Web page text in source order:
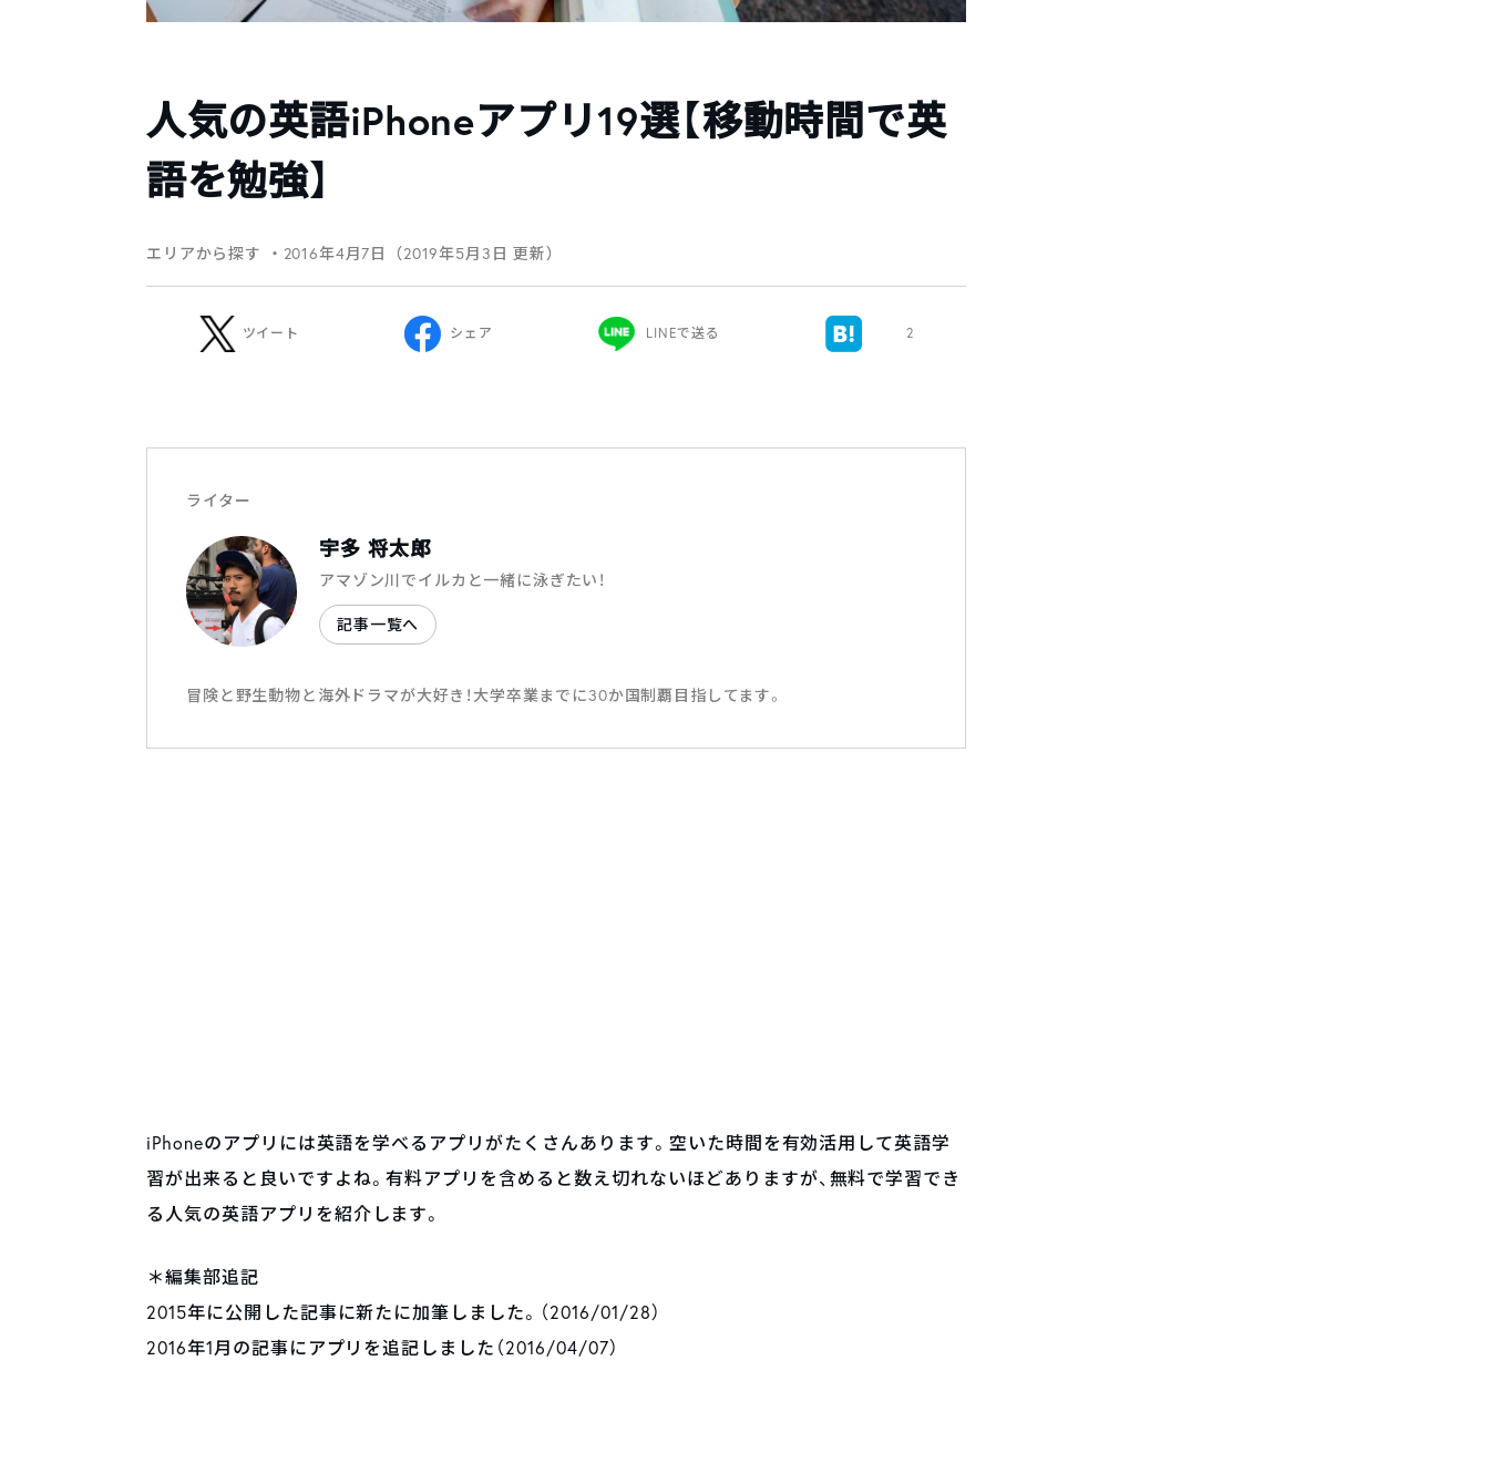
人気の英語iPhoneアプリ19選【移動時間で英
語を勉強】
エリアから探す ・2016年4月7日（2019年5月3日 更新）
ツイート シェア LINEで送る 2
ライター
宇多 将太郎
アマゾン川でイルカと一緒に泳ぎたい！
記事一覧へ
冒険と野生動物と海外ドラマが大好き！大学卒業までに30か国制覇目指してます。
iPhoneのアプリには英語を学べるアプリがたくさんあります。空いた時間を有効活用して英語学
習が出来ると良いですよね。有料アプリを含めると数え切れないほどありますが、無料で学習でき
る人気の英語アプリを紹介します。
＊編集部追記
2015年に公開した記事に新たに加筆しました。（2016/01/28）
2016年1月の記事にアプリを追記しました（2016/04/07）